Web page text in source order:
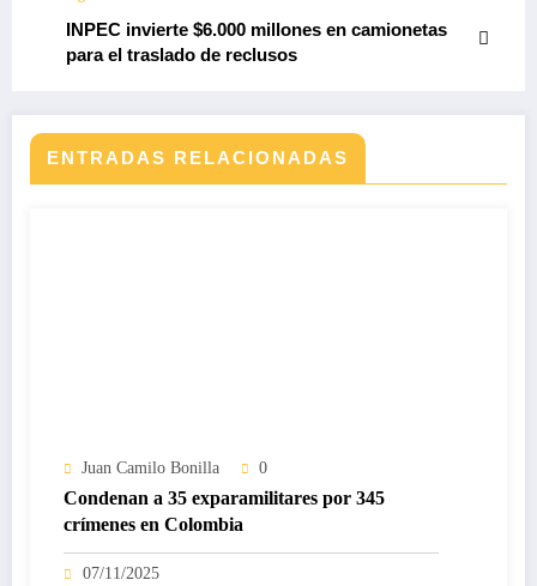
INPEC invierte $6.000 millones en camionetas
para el traslado de reclusos
ENTRADAS RELACIONADAS
Juan Camilo Bonilla 0
Condenan a 35 exparamilitares por 345
crímenes en Colombia
07/11/2025